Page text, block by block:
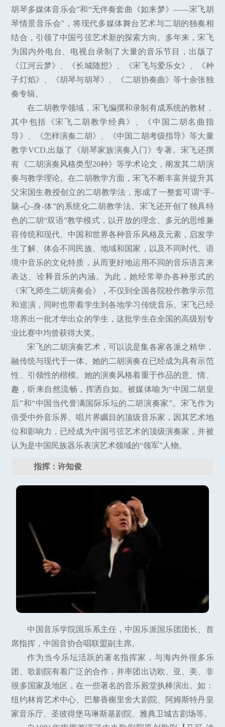
胡琴多媒体音乐会”和“无伴奏套曲《如来梦》——宋飞胡
琴情景音乐会”，将现代多媒体舞台艺术与二胡的独奏相
结合，引领了中国弓弦艺术新的探索方向。多年来，宋飞
为国内外电台、电视台录制了大量的音乐节目，出版了
《江河云梦》、《长城随想》、《宋飞与爱乐女》、《种
子灯焰》、《胡琴与胡琴》、《二胡协奏曲》等十余张独
奏专辑。
在二胡教学领域，宋飞编撰和录制有成系统的教材，
其中包括《宋飞二胡教学经典》、《中国二胡名曲指
导》、《怎样演奏二胡》、《中国二胡考级指导》等大量
教学VCD,出版了《胡琴家族演奏入门》专著。宋飞还撰
有《二胡演奏风格类型20种》等学术论文，阐发其二胡演
奏与教学理论。在二胡教学方面，宋飞不断丰富并提升其
父宋国生教授创立的二胡教学法，形成了一整套可谓“手-
脑-心-身-体”的系统化二胡教学法。宋飞还开创了独具特
色的二胡“双语”教学模式，以开放的理念、多元的思维兼
容传统和现代、中国和世界各种音乐风格及元素，启发学
生了解、体会不同民族、地域和国家，以及不同时代、语
境中音乐的文化特质，从而更好地运用不同的音乐语言来
表达、诠释音乐的内涵。为此，她经常举办各种形式的
《宋飞师生二胡演奏会》，不仅到全国各院校作教学示范
和巡演，同时也带着学生到各地学习传统音乐。宋飞已经
培养出一批才华出众的学生，这批学生在全国的高级别专
业比赛中均曾获得大奖。
宋飞的二胡演奏艺术，可以说是集各家各派之精华，
融传统与现代于一体。她的二胡演奏在已经成为具有示范
性、引领性的楷模。她的演奏风格着重于作品的意、情、
趣，听来自然流畅，挥洒自如。被媒体喻为“中国二胡皇
后”和“中国当代誉满国际乐坛的二胡演奏家”。宋飞作为
倍受中外音乐界、唱片界瞩目的顶级音乐家，因其艺术地
位和影响力，已经成为中国弓弦艺术的顶级演奏家，并被
认为是中国民族器乐表演艺术领域的“领军”人物。
指挥：许知俊
中国音乐学院国乐系主任，中国乐派国乐团团长、首
席指挥，中国音协合唱联盟副主席。
作为当今乐坛活跃的著名指挥家，与海内外很多乐
团、歌剧院有着广泛的合作，并率团出访欧、亚、美、非
很多国家及地区，在一些著名的音乐殿堂执棒演出。如：
纽约林肯艺术中心、巴黎香榭里舍大剧院、阿姆斯特丹皇
家音乐厅、圣彼得堡马琳斯基剧院、雅典卫城古剧场等。